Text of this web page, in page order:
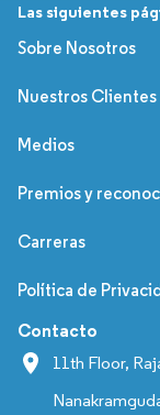
Las siguientes
Sobre Nosotros
Nuestros Clientes
Medios
Premios y
Carreras
Política de
Contacto
11th Floor,